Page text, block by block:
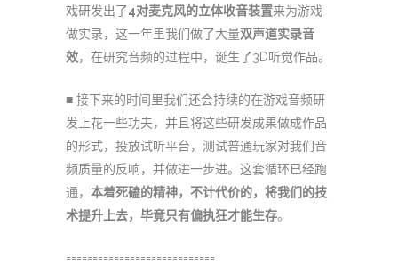
戏研发出了4对麦克风的立体收音装置来为游戏
做实录，这一年里我们做了大量双声道实录音
效，在研究音频的过程中，诞生了3D听觉作品。
■ 接下来的时间里我们还会持续的在游戏音频研
发上花一些功夫，并且将这些研发成果做成作品
的形式，投放试听平台，测试普通玩家对我们音
频质量的反响，并做进一步进。这套循环已经跑
通， 本着死磕的精神，不计代价的，将我们的技
术提升上去，毕竟只有偏执狂才能生存。
============================